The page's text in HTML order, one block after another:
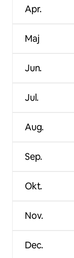
Apr.
Maj
Jun.
Jul.
Aug.
Sep.
Okt.
Nov.
Dec.